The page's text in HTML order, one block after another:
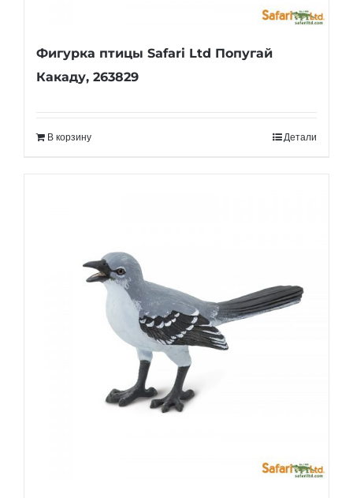
Фигурка птицы Safari Ltd Попугай
Какаду, 263829
В корзину Детали